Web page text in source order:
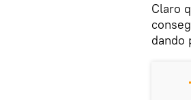
Claro
dando